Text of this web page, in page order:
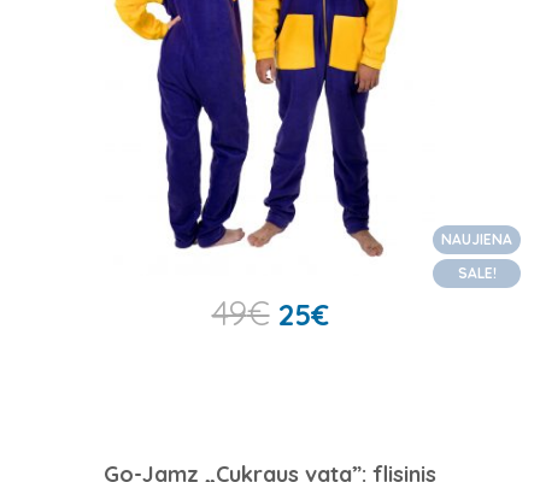
NAUJIENA
SALE!
49€ 25€
Go-Jamz „Cukraus vata”: flisinis